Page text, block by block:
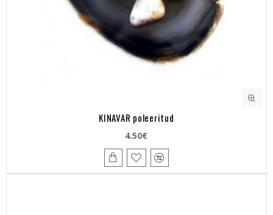
KINAVAR poleeritud
4.50€